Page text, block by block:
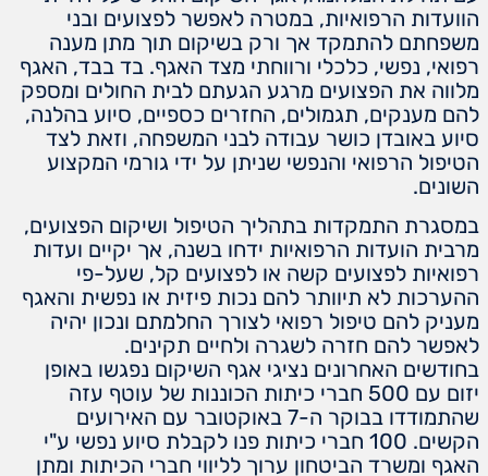
הוועדות הרפואיות, במטרה לאפשר לפצועים ובני
משפחתם להתמקד אך ורק בשיקום תוך מתן מענה
רפואי, נפשי, כלכלי ורווחתי מצד האגף. בד בבד, האגף
מלווה את הפצועים מרגע הגעתם לבית החולים ומספק
להם מענקים, תגמולים, החזרים כספיים, סיוע בהלנה,
סיוע באובדן כושר עבודה לבני המשפחה, וזאת לצד
הטיפול הרפואי והנפשי שניתן על ידי גורמי המקצוע
השונים.
במסגרת התמקדות בתהליך הטיפול ושיקום הפצועים,
מרבית הועדות הרפואיות ידחו בשנה, אך יקיים ועדות
רפואיות לפצועים קשה או לפצועים קל, שעל-פי
ההערכות לא תיוותר להם נכות פיזית או נפשית והאגף
מעניק להם טיפול רפואי לצורך החלמתם ונכון יהיה
לאפשר להם חזרה לשגרה ולחיים תקינים.
‏בחודשים האחרונים נציגי אגף השיקום נפגשו באופן
יזום עם 500 חברי כיתות הכוננות של עוטף עזה
שהתמודדו בבוקר ה-7 באוקטובר עם האירועים
הקשים. 100 חברי כיתות פנו לקבלת סיוע נפשי ע"י
האגף ומשרד הביטחון ערוך לליווי חברי הכיתות ומתן